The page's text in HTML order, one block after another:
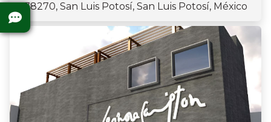
78270, San Luis Potosí, San Luis Potosí, México